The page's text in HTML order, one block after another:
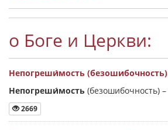
о Боге и Церкви:
Непогреши́мость (безошибочность)
Непогреши́мость (безошибочность) –
2669